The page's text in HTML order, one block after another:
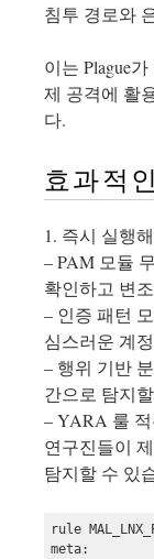
침투 경로와
이는 Plague
제 공격에 활
다.
효과적
1. 즉시 실행
– PAM 모듈
확인하고 변
– 인증 패턴
심스러운 계
– 행위 기반
간으로 탐지
– YARA 룰
연구진들이
탐지할 수 있
rule
meta: